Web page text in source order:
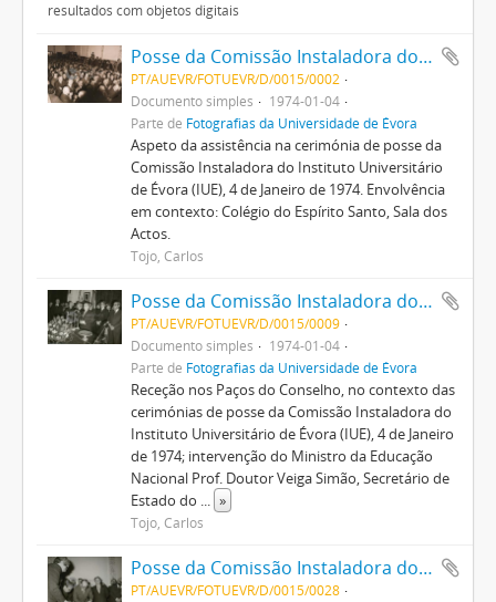
resultados com objetos digitais
Posse da Comissão Instaladora do Instituto Universitário de Évora
PT/AUEVR/FOTUEVR/D/0015/0002
Documento simples
1974-01-04
Parte de Fotografias da Universidade de Évora
Aspeto da assistência na cerimónia de posse da
Comissão Instaladora do Instituto Universitário
de Évora (IUE), 4 de Janeiro de 1974. Envolvência
em contexto: Colégio do Espírito Santo, Sala dos
Actos.
Tojo, Carlos
Posse da Comissão Instaladora do Instituto Universitário de Évora
PT/AUEVR/FOTUEVR/D/0015/0009
Documento simples
1974-01-04
Parte de Fotografias da Universidade de Évora
Receção nos Paços do Conselho, no contexto das
cerimónias de posse da Comissão Instaladora do
Instituto Universitário de Évora (IUE), 4 de Janeiro
de 1974; intervenção do Ministro da Educação
Nacional Prof. Doutor Veiga Simão, Secretário de
Estado do ... »
Tojo, Carlos
Posse da Comissão Instaladora do Instituto Universitário de Évora
PT/AUEVR/FOTUEVR/D/0015/0028